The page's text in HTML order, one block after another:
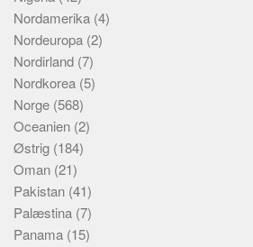
Nordamerika (4)
Nordeuropa (2)
Nordirland (7)
Nordkorea (5)
Norge (568)
Oceanien (2)
Østrig (184)
Oman (21)
Pakistan (41)
Palæstina (7)
Panama (15)